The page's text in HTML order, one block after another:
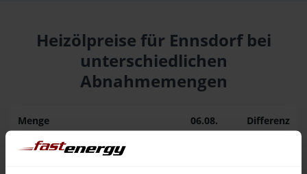
Heizölpreise für Ennsdorf bei
unterschiedlichen
Abnahmemengen
Menge
06.08.
05.08.
Differenz
Trend